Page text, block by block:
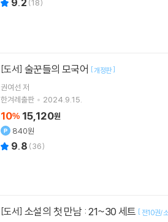
9.2 (18)
[도서] 술꾼들의 모국어 [개정판]
권여선 저
한겨레출판
2024.9.15.
10% 15,120원
840원
9.8 (36)
[도서] 소설의 첫 만남 : 21~30 세트 [ 전10권/